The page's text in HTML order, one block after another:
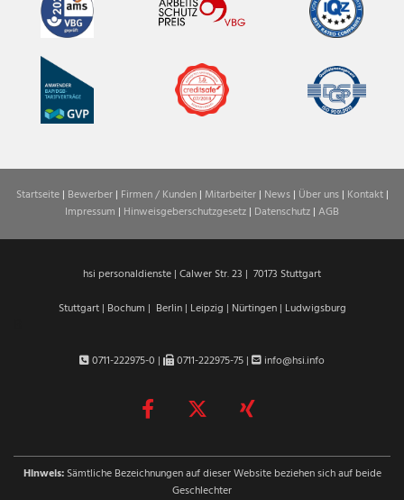
Startseite| Bewerber| Firmen / Kunden| Mitarbeiter| News| Über uns| Kontakt|
Impressum | Hinweisgeberschutzgesetz | Datenschutz | AGB
hsi personaldienste | Calwer Str. 23 | 70173 Stuttgart
Stuttgart| Bochum | Berlin| Leipzig | Nürtingen| Ludwigsburg
 0711-222975-0 |  0711-222975-75 |  info@hsi.info
Hinweis: Sämtliche Bezeichnungen auf dieser Website beziehen sich auf beide
Geschlechter